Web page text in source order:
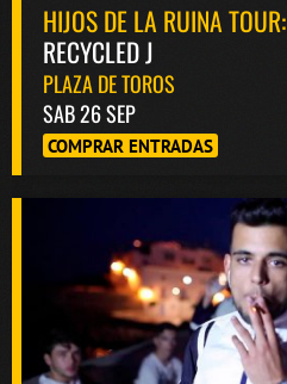
HIJOS DE LA RUINA TOUR:
RECYCLED J
PLAZA DE TOROS
SAB 26 SEP
COMPRAR ENTRADAS